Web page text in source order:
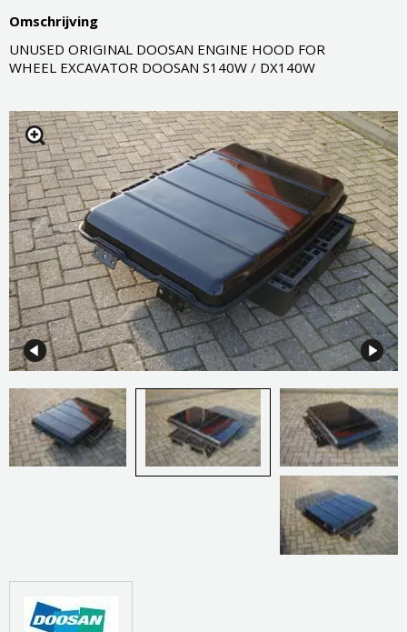
Omschrijving
UNUSED ORIGINAL DOOSAN ENGINE HOOD FOR
WHEEL EXCAVATOR DOOSAN S140W / DX140W